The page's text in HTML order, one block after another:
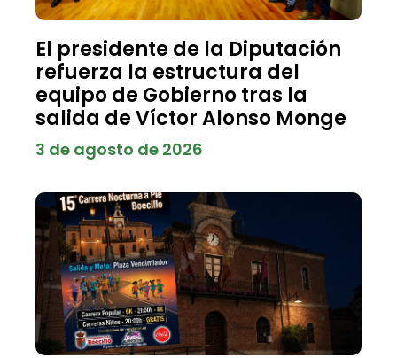
El presidente de la Diputación
refuerza la estructura del
equipo de Gobierno tras la
salida de Víctor Alonso Monge
3 de agosto de 2026